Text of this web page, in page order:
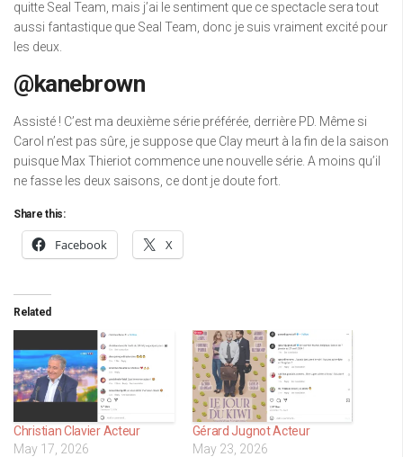
quitte Seal Team, mais j’ai le sentiment que ce spectacle sera tout
aussi fantastique que Seal Team, donc je suis vraiment excité pour
les deux.
@kanebrown
Assisté ! C’est ma deuxième série préférée, derrière PD. Même si
Carol n’est pas sûre, je suppose que Clay meurt à la fin de la saison
puisque Max Thieriot commence une nouvelle série. A moins qu’il
ne fasse les deux saisons, ce dont je doute fort.
Share this:
Facebook X
Related
Christian Clavier Acteur
May 17, 2026
Gérard Jugnot Acteur
May 23, 2026